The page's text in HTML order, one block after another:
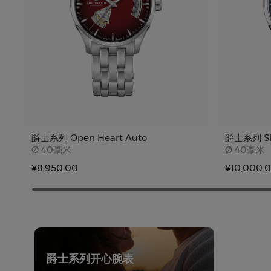
爵士系列 Open Heart Auto
Ø Case size
40毫米
¥8,950.00
爵士系列
Ø Case
40毫米
爵士系列开心腕表